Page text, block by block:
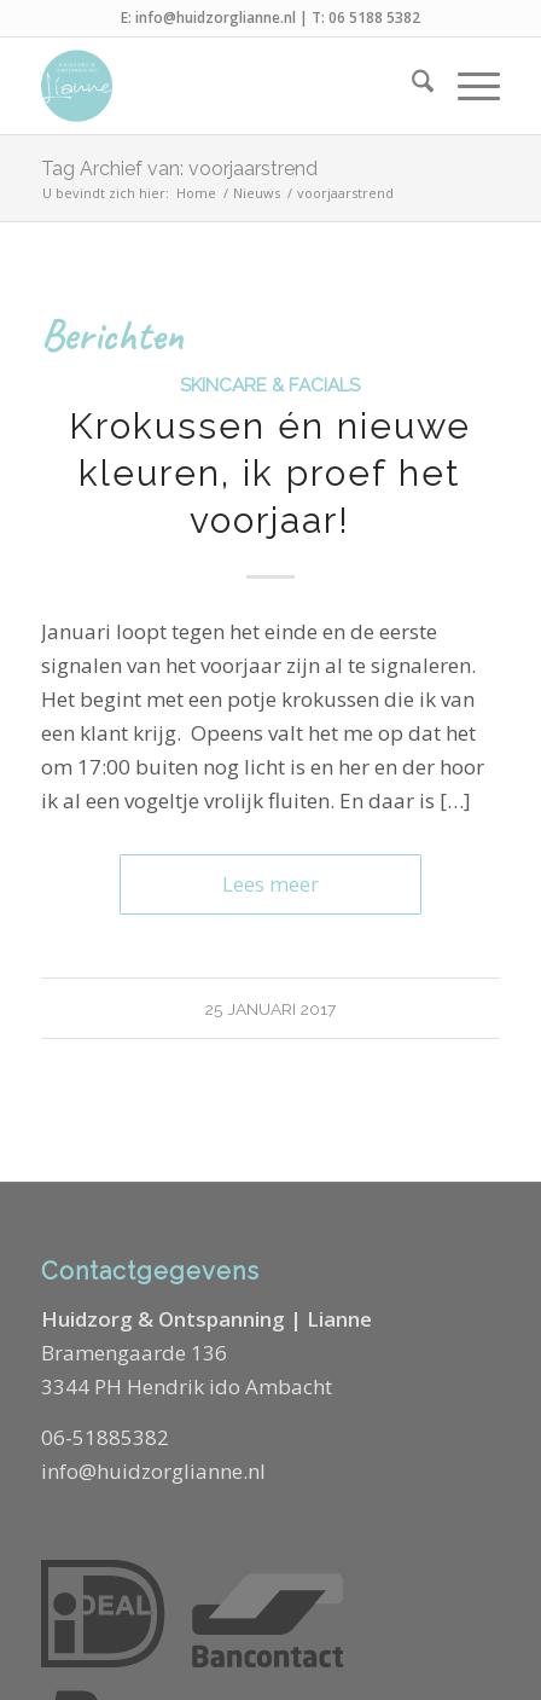
E: info@huidzorglianne.nl | T: 06 5188 5382
Tag Archief van: voorjaarstrend
U bevindt zich hier: Home / Nieuws / voorjaarstrend
Berichten
SKINCARE & FACIALS
Krokussen én nieuwe
kleuren, ik proef het
voorjaar!
Januari loopt tegen het einde en de eerste
signalen van het voorjaar zijn al te signaleren.
Het begint met een potje krokussen die ik van
een klant krijg. Opeens valt het me op dat het
om 17:00 buiten nog licht is en her en der hoor
ik al een vogeltje vrolijk fluiten. En daar is […]
Lees meer
25 JANUARI 2017
Contactgegevens
Huidzorg & Ontspanning | Lianne
Bramengaarde 136
3344 PH Hendrik ido Ambacht
06-51885382
info@huidzorglianne.nl